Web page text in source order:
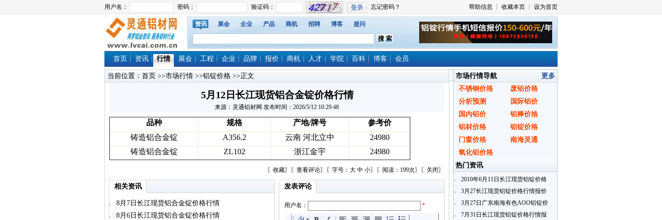
资讯 展会 企业 产品 商机 招聘 博客 提问
首页 资讯 行情 展会 工程 企业 品牌 报价 商机 人才 学院 百科 博客 会员
当前位置： 首页 >>市场行情 >>铝锭价格 >>正文
5月12日长江现货铝合金锭价格行情
来源：灵通铝材网 发布时间：2026/5/12 10:29:48
品种 规格 产地/牌号
参考价
铸造铝合金锭
A356.2 云南 河北立中
24980
铸造铝合金锭
ZL102 浙江金宇 24980
〖 收藏〗〖 查看评论〗〖字号： 大 中 小〗〖阅读：199次〗〖 关闭〗
相关资讯
8月7日长江现货铝合金锭价格行情
8月6日长江现货铝合金锭价格行情
发表评论
用户名： *
市场行情导航
更多
不锈钢价格
废铝价格
分析预测
国际铝价
国内铝价
铝棒价格
铝材价格
铝锭价格
门窗价格
南海灵通
氧化铝价格
热门资讯
2010年6月11日长江现货铝锭价格
行情报价
3月27长江现货铝锭价格行情报价
3月27日广东南海有色AOO铝锭价
7月31日长江现货铝锭价格行情报